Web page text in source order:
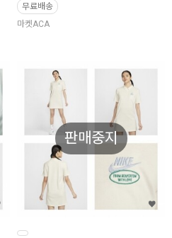
무료배송
마켓ACA
판매중지